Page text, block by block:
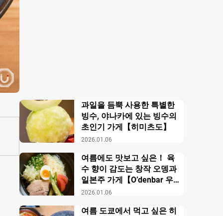
2026.01.06
과일을 듬뿍 사용한 특별한
빙수, 야나카에 있는 빙수의
초인기 가게【히미츠도】
2026.01.06
여름에도 맛보고 싶은！ 육
수 향이 감도는 창작 오뎅과
일본주 가게【O’denbar 우
마미 아자부주반】
여름 도쿄에서 먹고 싶은 히